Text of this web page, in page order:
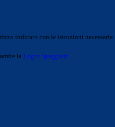
indicato con le istruzioni necessarie.
la Login Spaggiari